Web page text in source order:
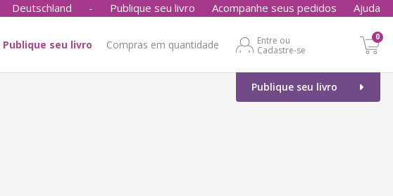
Deutschland - Publique seu livro Acompanhe seus pedidos Ajuda
Publique seu livro Compras em quantidade
Entre ou
Cadastre-se
0
Publique seu livro